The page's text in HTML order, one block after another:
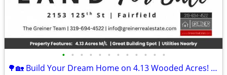
• • • • • • • • • • • •
🌳🏡 Build Your Dream Home on 4.13 Wooded Acres! 🏡🌳